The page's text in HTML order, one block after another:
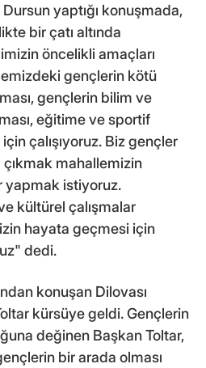
yaptığı konuşmada,
bir çatı altında
öncelikli amaçları
gençlerin kötü
gençlerin bilim ve
eğitime ve sportif
çalışıyoruz. Biz gençler
mahallemizin
yapmak istiyoruz.
kültürel çalışmalar
hayata geçmesi için
dedi.
konuşan Dilovası
kürsüye geldi. Gençlerin
değinen Başkan Toltar,
bir arada olması